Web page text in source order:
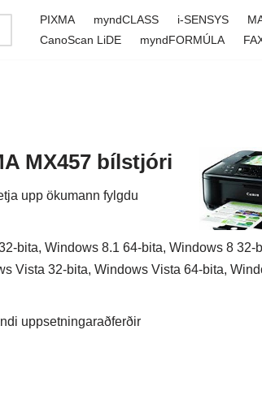
PIXMA myndCLASS i-SENSYS
CanoScan LiDE
myndFORMÚLA
MX457 bílstjóri
upp ökumann fylgdu
bita, Windows 8.1 64-bita, Windows 8 32-
Vista 32-bita, Windows Vista 64-bita,
uppsetningaraðferðir